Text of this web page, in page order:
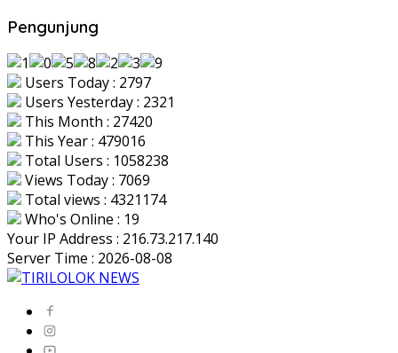
Pengunjung
Users Today : 2797
Users Yesterday : 2321
This Month : 27420
This Year : 479016
Total Users : 1058238
Views Today : 7069
Total views : 4321174
Who's Online : 19
Your IP Address : 216.73.217.140
Server Time : 2026-08-08